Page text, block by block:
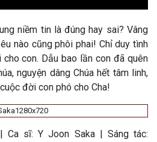
niềm tin là đúng hay sai? Vâng
nào cũng phôi phai! Chỉ duy tình
cho con. Dẫu bao lần con đã quên
nguyện dâng Chúa hết tâm linh,
đời con phó cho Cha!
Ca sĩ: Y Joon Saka| Sáng tác: